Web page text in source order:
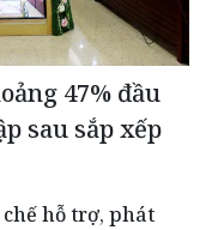
47% đầu
sau sắp xếp
hỗ trợ, phát